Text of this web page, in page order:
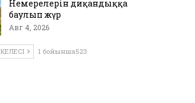
Немерелерін диқандыққа
баулып жүр
Авг 4, 2026
КЕЛЕСІ 1 бойынша523